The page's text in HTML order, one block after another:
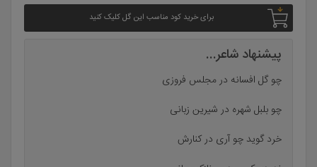
برای خرید کود مناسب این گل کلیک کنید
پیشنهاد شاعر...
چو گل افسانه در مجلس فروزی
چو بلبل شهره در شیرین زبانی
خرد گوید چو آری در کنارش